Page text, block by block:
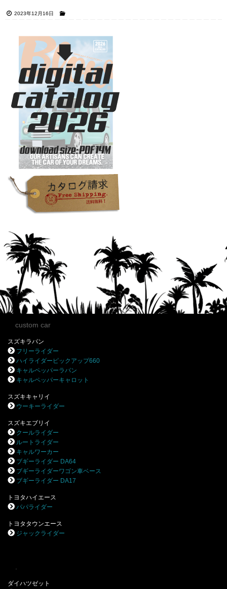
2023年12月16日
custom car
スズキラパン
フリーライダー
ハイライダーピックアップ660
キャルペッパーラパン
キャルペッパーキャロット
スズキキャリイ
ウーキーライダー
スズキエブリイ
クールライダー
ルートライダー
キャルワーカー
ブギーライダー DA64
ブギーライダーワゴン車ベース
ブギーライダー DA17
トヨタハイエース
パパライダー
トヨタタウンエース
ジャックライダー
ダイハツゼット